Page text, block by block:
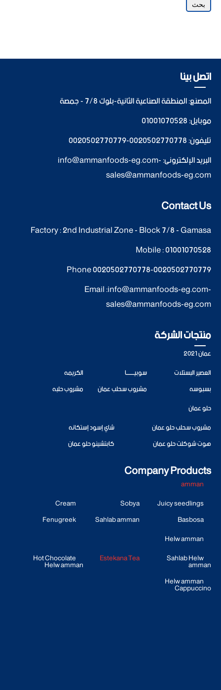
بحث
اتصل بينا
المصنع: المنطقة الصناعية الثانية-بلوك 7/8 - جمصة
موبايل:01001070528
تليفون:0020502770778
-
0020502770779
البريد الإلكترونى: info@ammanfoods-eg.com-
sales@ammanfoods-eg.com
Contact Us
Factory : 2nd Industrial Zone - Block 7/8 - Gamasa
Mobile :01001070528
Phone0020502770778-0020502770779
Email :info@ammanfoods-eg.com-
sales@ammanfoods-eg.com
منتجات الشركة
عمان 2021
العصير البستلات
سوبيــــــــا
الكريمه
بسبوسه
مشروب سحلب عمان
مشروب حلبه
حلو عمان
مشروب سحلب حلو عمان
شاي إسود إستكانه
هوت شوكلت حلو عمان
كابتشينو حلو عمان
Company Products
amman
Juicy seedlings
Sobya
Cream
Basbosa
Sahlab amman
Fenugreek
Helw amman
Sahlab Helw
amman
Estekana Tea
Hot Chocolate
Helw amman
Helw amman
Cappuccino